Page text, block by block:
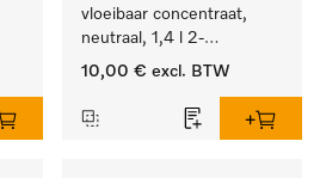
vloeibaar concentraat,
neutraal, 1,4 l 2-
componentenwasmiddel
wasgoed.
10,00 € excl. BTW